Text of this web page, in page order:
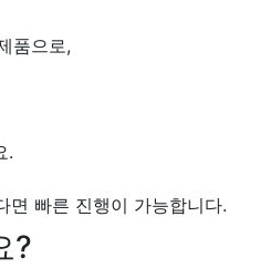
품으로,
.
빠른 진행이 가능합니다.
?